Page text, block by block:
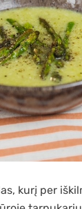
kurį per